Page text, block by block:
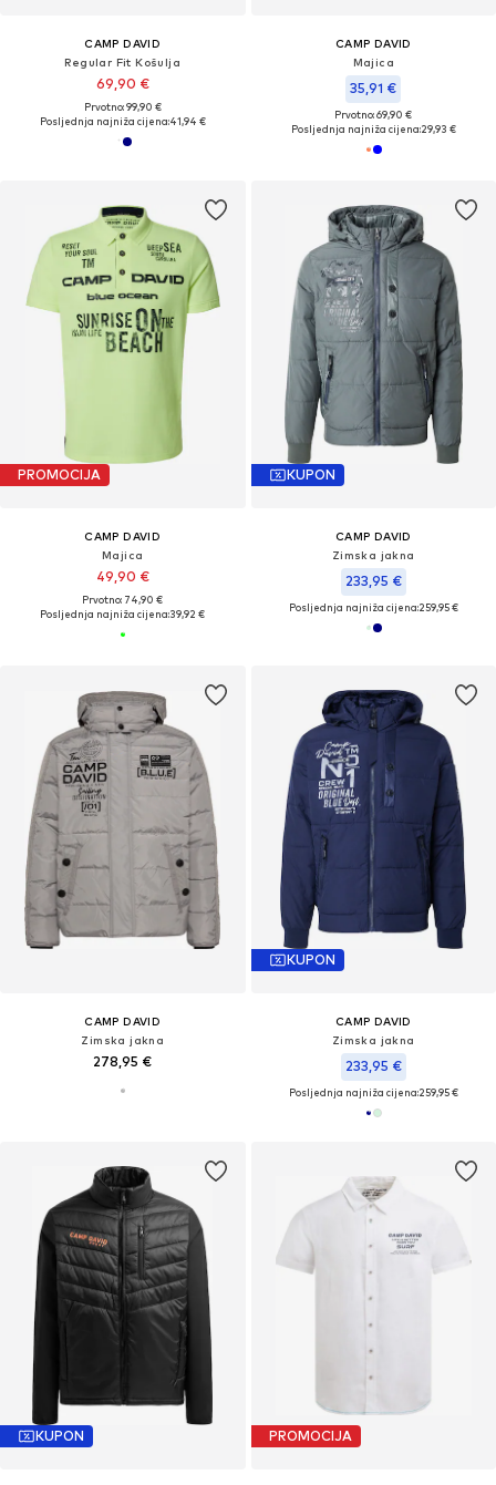
CAMP DAVID
Regular Fit Košulja
69,90 €
Prvotno: 99,90 €
Posljednja najniža cijena:41,94 €
CAMP DAVID
Majica
35,91 €
Prvotno: 69,90 €
Posljednja najniža cijena:29,93 €
PROMOCIJA
CAMP DAVID
Majica
49,90 €
Prvotno: 74,90 €
Posljednja najniža cijena:39,92 €
KUPON
CAMP DAVID
Zimska jakna
233,95 €
Posljednja najniža cijena:259,95 €
CAMP DAVID
Zimska jakna
278,95 €
KUPON
CAMP DAVID
Zimska jakna
233,95 €
Posljednja najniža cijena:259,95 €
KUPON PROMOCIJA